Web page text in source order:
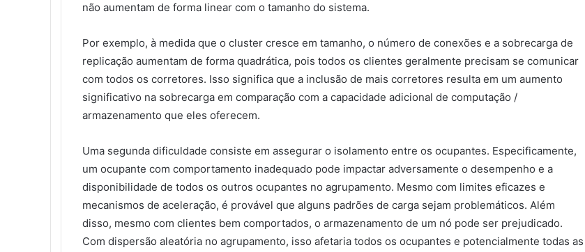
não aumentam de forma linear com o tamanho do sistema.
Por exemplo, à medida que o cluster cresce em tamanho, o número de conexões e a sobrecarga de
replicação aumentam de forma quadrática, pois todos os clientes geralmente precisam se comunicar
com todos os corretores. Isso significa que a inclusão de mais corretores resulta em um aumento
significativo na sobrecarga em comparação com a capacidade adicional de computação /
armazenamento que eles oferecem.
Uma segunda dificuldade consiste em assegurar o isolamento entre os ocupantes. Especificamente,
um ocupante com comportamento inadequado pode impactar adversamente o desempenho e a
disponibilidade de todos os outros ocupantes no agrupamento. Mesmo com limites eficazes e
mecanismos de aceleração, é provável que alguns padrões de carga sejam problemáticos. Além
disso, mesmo com clientes bem comportados, o armazenamento de um nó pode ser prejudicado.
Com dispersão aleatória no agrupamento, isso afetaria todos os ocupantes e potencialmente todas as